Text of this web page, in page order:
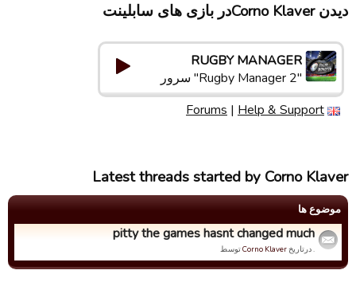
دیدن Corno Klaverدر بازی های سابلینت
RUGBY MANAGER
"Rugby Manager 2" سرور
Forums | Help & Support
Latest threads started by Corno Klaver
موضوع ها
pitty the games hasnt changed much
. درتاریخCorno Klaverتوسط